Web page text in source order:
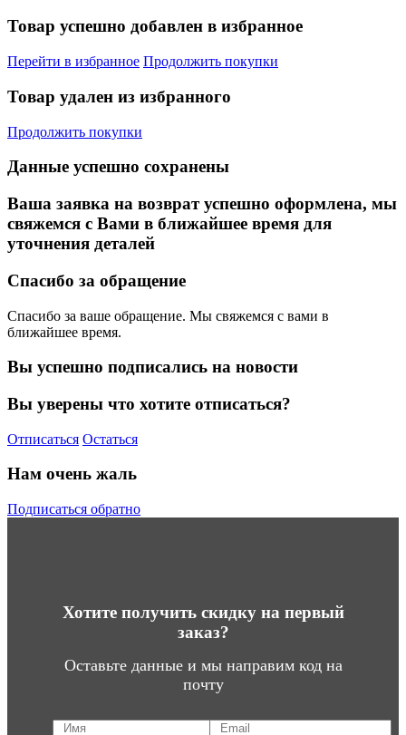
Товар успешно добавлен в избранное
Перейти в избранное Продолжить покупки
Товар удален из избранного
Продолжить покупки
Данные успешно сохранены
Ваша заявка на возврат успешно оформлена, мы
свяжемся с Вами в ближайшее время для
уточнения деталей
Спасибо за обращение
Спасибо за ваше обращение. Мы свяжемся с вами в
ближайшее время.
Вы успешно подписались на новости
Вы уверены что хотите отписаться?
Отписаться Остаться
Нам очень жаль
Подписаться обратно
Хотите получить скидку на первый
заказ?
Оставьте данные и мы направим код на
почту